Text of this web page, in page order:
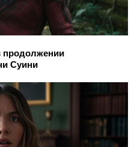
продолжении
Суини